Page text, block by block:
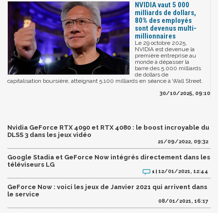
NVIDIA vaut 5 000
milliards de dollars,
80% des employés
sont devenus multi-
millionnaires
Le 29 octobre 2025,
NVIDIA est devenue la
première entreprise au
monde à dépasser la
barre des 5.000 milliards
de dollars de
capitalisation boursière, atteignant 5.100 milliards en séance à Wall Street.
30/10/2025, 09:10
Nvidia GeForce RTX 4090 et RTX 4080 : le boost incroyable du
DLSS 3 dans les jeux vidéo
21/09/2022, 09:32
Google Stadia et GeForce Now intégrés directement dans les
téléviseurs LG
1 |12/01/2021, 12:44
GeForce Now : voici les jeux de Janvier 2021 qui arrivent dans
le service
08/01/2021, 16:17